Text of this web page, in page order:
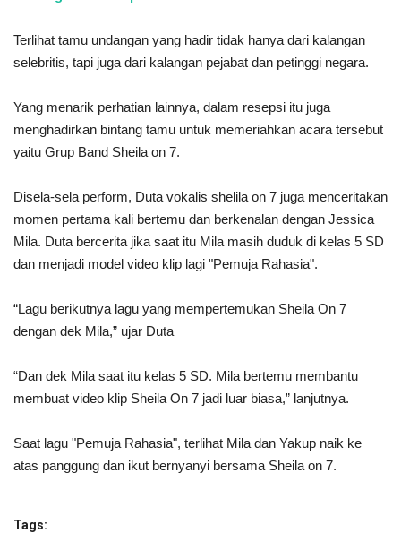
Terlihat tamu undangan yang hadir tidak hanya dari kalangan
selebritis, tapi juga dari kalangan pejabat dan petinggi negara.
Yang menarik perhatian lainnya, dalam resepsi itu juga
menghadirkan bintang tamu untuk memeriahkan acara tersebut
yaitu Grup Band Sheila on 7.
Disela-sela perform, Duta vokalis shelila on 7 juga menceritakan
momen pertama kali bertemu dan berkenalan dengan Jessica
Mila. Duta bercerita jika saat itu Mila masih duduk di kelas 5 SD
dan menjadi model video klip lagi "Pemuja Rahasia".
“Lagu berikutnya lagu yang mempertemukan Sheila On 7
dengan dek Mila,” ujar Duta
“Dan dek Mila saat itu kelas 5 SD. Mila bertemu membantu
membuat video klip Sheila On 7 jadi luar biasa,” lanjutnya.
Saat lagu "Pemuja Rahasia", terlihat Mila dan Yakup naik ke
atas panggung dan ikut bernyanyi bersama Sheila on 7.
Tags: